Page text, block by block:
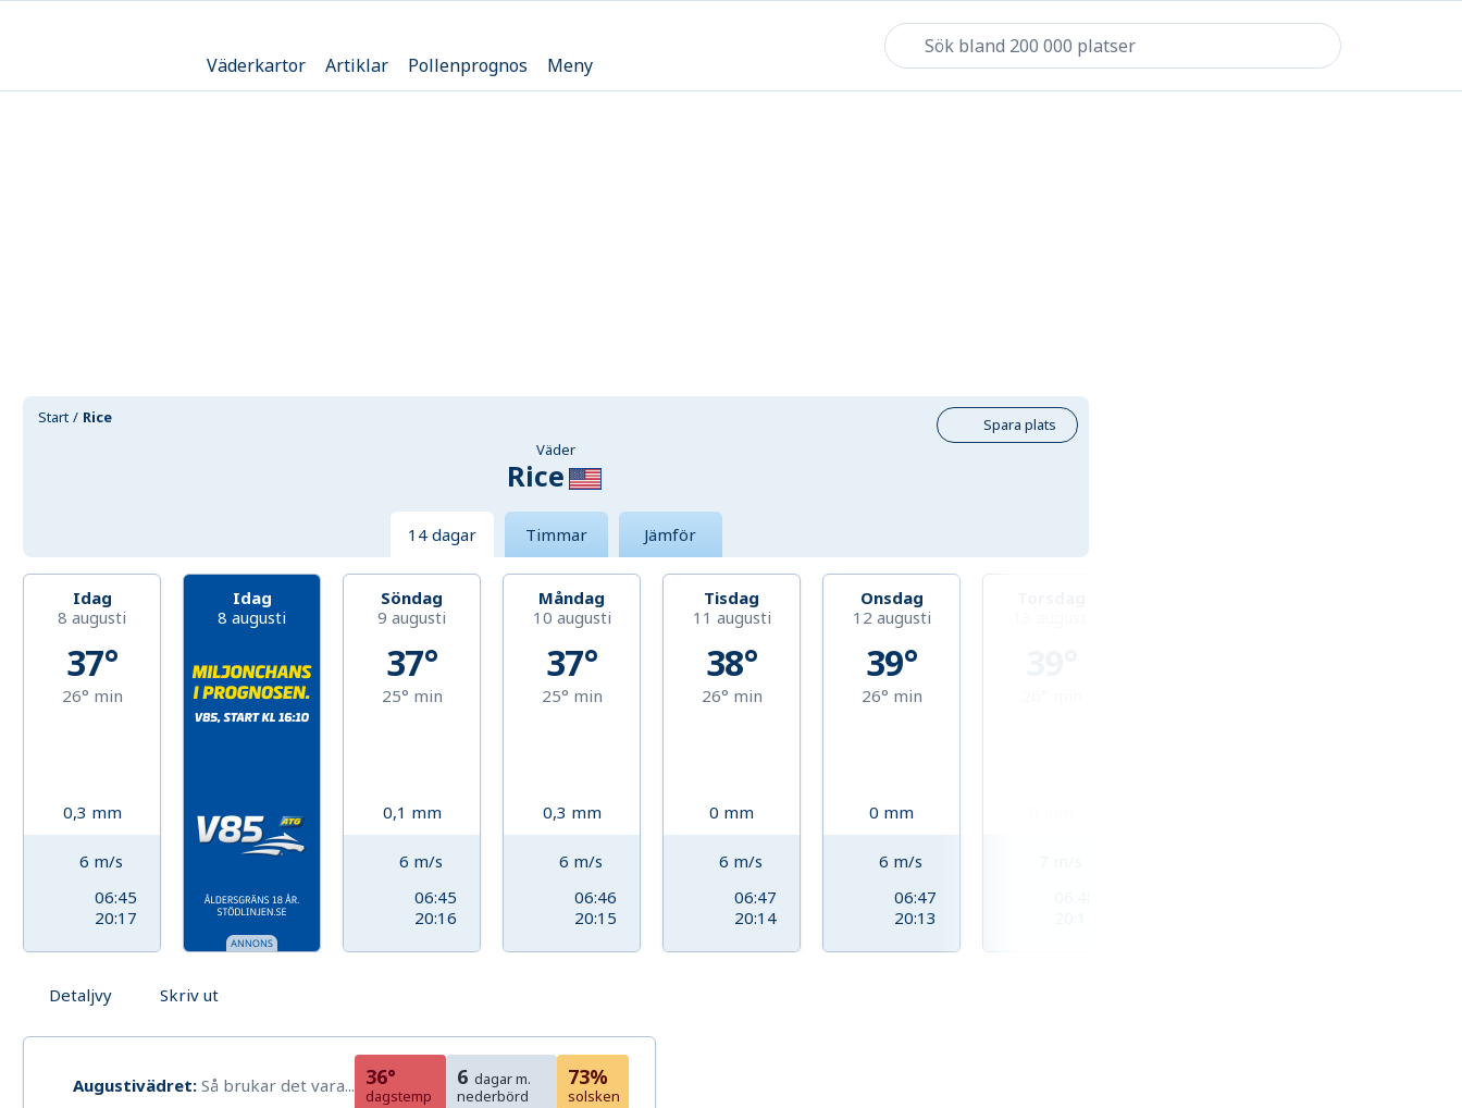
Väderkartor Artiklar Pollenprognos Meny
Start Rice
Spara plats
Väder
Rice
14 dagar Timmar Jämför
Idag
8 augusti
37°
26° min
0,3 mm
6 m/s
06:45
20:17
Idag
8 augusti
Söndag
9 augusti
37°
25° min
0,1 mm
6 m/s
06:45
20:16
Måndag
10 augusti
37°
25° min
0,3 mm
6 m/s
06:46
20:15
Tisdag
11 augusti
38°
26° min
0 mm
6 m/s
06:47
20:14
Onsdag
12 augusti
39°
26° min
0 mm
6 m/s
06:47
20:13
Detaljvy Skriv ut
Augustivädret: Så brukar det vara... 36°
dagstemp
6 dagar m.
nederbörd
73%
solsken